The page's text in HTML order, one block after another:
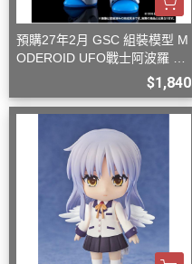
預購27年2月 GSC 組裝模型 M
ODEROID UFO戰士阿波羅 大
$1,840